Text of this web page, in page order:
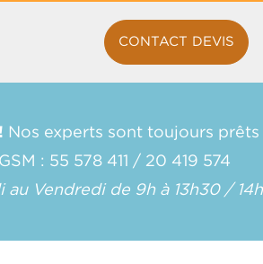
CONTACT DEVIS
Nos experts sont toujours prêts
GSM : 55 578 411 / 20 419 574
au Vendredi de 9h à 13h30 / 14h